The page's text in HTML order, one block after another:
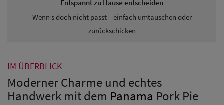
Sonnenschilder
& Visoren
Entspannt zu Hause entscheiden
Wenn’s doch nicht passt – einfach umtauschen oder
zurückschicken
IM ÜBERBLICK
Moderner Charme und echtes
Handwerk mit dem Panama Pork Pie